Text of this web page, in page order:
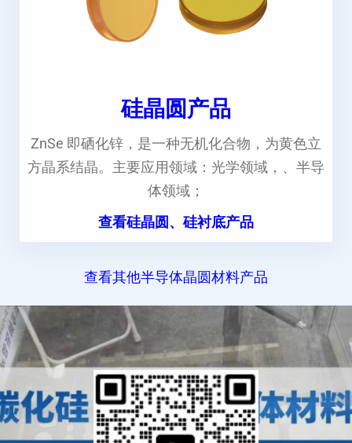
硅晶圆产品
ZnSe 即硒化锌，是一种无机化合物，为黄色立
方晶系结晶。主要应用领域：光学领域，、半导
体领域；
查看硅晶圆、硅衬底产品
查看其他半导体晶圆材料产品